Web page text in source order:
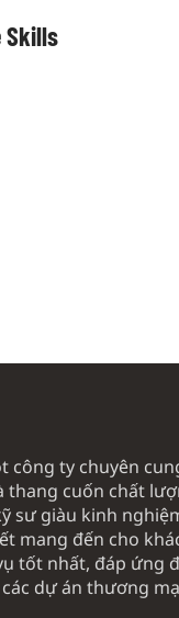
Skills
công ty chuyên
thang cuốn chất
sư giàu kinh
mang đến cho
tốt nhất, đáp ứng
dự án thương